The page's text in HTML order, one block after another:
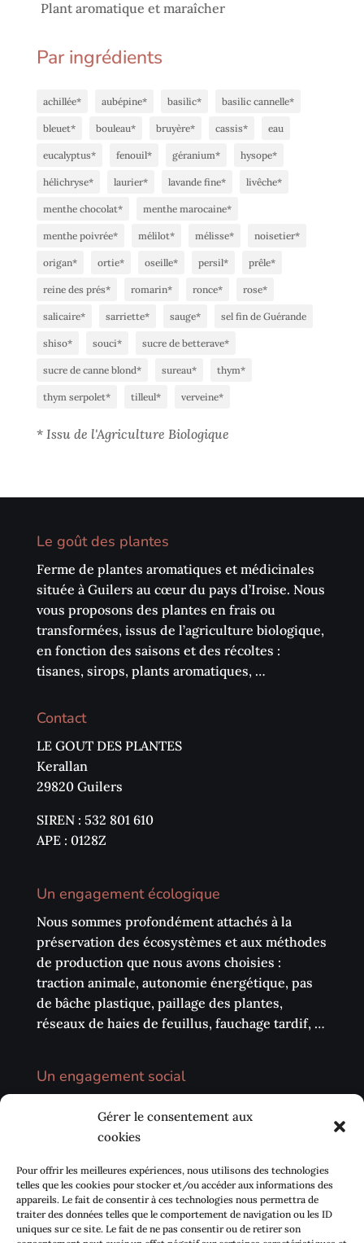
Gérer le consentement aux
cookies
Pour offrir les meilleures expériences, nous utilisons des technologies
telles que les cookies pour stocker et/ou accéder aux informations des
appareils. Le fait de consentir à ces technologies nous permettra de
traiter des données telles que le comportement de navigation ou les ID
uniques sur ce site. Le fait de ne pas consentir ou de retirer son
Plant aromatique et maraîcher
Par ingrédients
achillée* aubépine* basilic* basilic cannelle*
bleuet* bouleau* bruyère* cassis* eau
eucalyptus* fenouil* géranium* hysope*
hélichryse* laurier* lavande fine* livêche*
menthe chocolat* menthe marocaine*
menthe poivrée* mélilot* mélisse* noisetier*
origan* ortie* oseille* persil* prêle*
reine des prés* romarin* ronce* rose*
salicaire* sarriette* sauge* sel fin de Guérande
shiso* souci* sucre de betterave*
sucre de canne blond* sureau* thym*
thym serpolet* tilleul* verveine*
* Issu de l'Agriculture Biologique
Le goût des plantes
Ferme de plantes aromatiques et médicinales
située à Guilers au cœur du pays d’Iroise. Nous
vous proposons des plantes en frais ou
transformées, issus de l’agriculture biologique,
en fonction des saisons et des récoltes :
tisanes, sirops, plants aromatiques, …
Contact
LE GOUT DES PLANTES
Kerallan
29820 Guilers
SIREN : 532 801 610
APE : 0128Z
Un engagement écologique
Nous sommes profondément attachés à la
préservation des écosystèmes et aux méthodes
de production que nous avons choisies :
traction animale, autonomie énergétique, pas
de bâche plastique, paillage des plantes,
réseaux de haies de feuillus, fauchage tardif, …
Un engagement social
marchés, les circuits courts (AMAP, …) et notre
environnement local. Nous avons également à
cœur de développer des échanges avec les
centres sociaux de proximité pour sensibiliser
la population à se réapproprier Le goût des
plantes.